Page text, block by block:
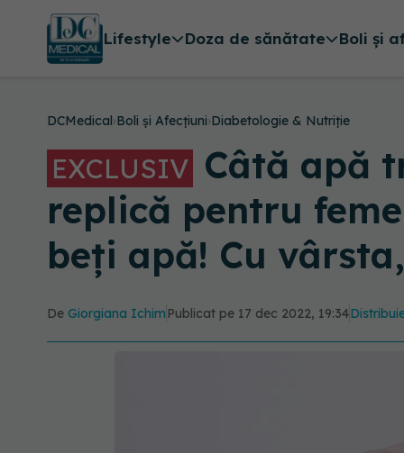
Lifestyle Doza de sănătate Boli și
DCMedical›Boli și Afecțiuni›Diabetologie & Nutriție
EXCLUSIV Câtă apă
replică pentru
beți apă! Cu
De Giorgiana Ichim Publicat pe 17 dec 2022, 19:34